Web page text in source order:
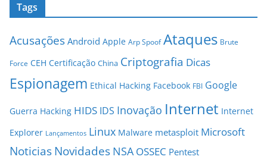
Tags
Acusações Android Apple Arp Spoof Ataques Brute
Force CEH Certificação China Criptografia Dicas
Espionagem Ethical Hacking Facebook FBI Google
Guerra Hacking HIDS IDS Inovação Internet Internet
Explorer Lançamentos Linux Malware metasploit Microsoft
NoticiasNovidades NSA OSSEC Pentest